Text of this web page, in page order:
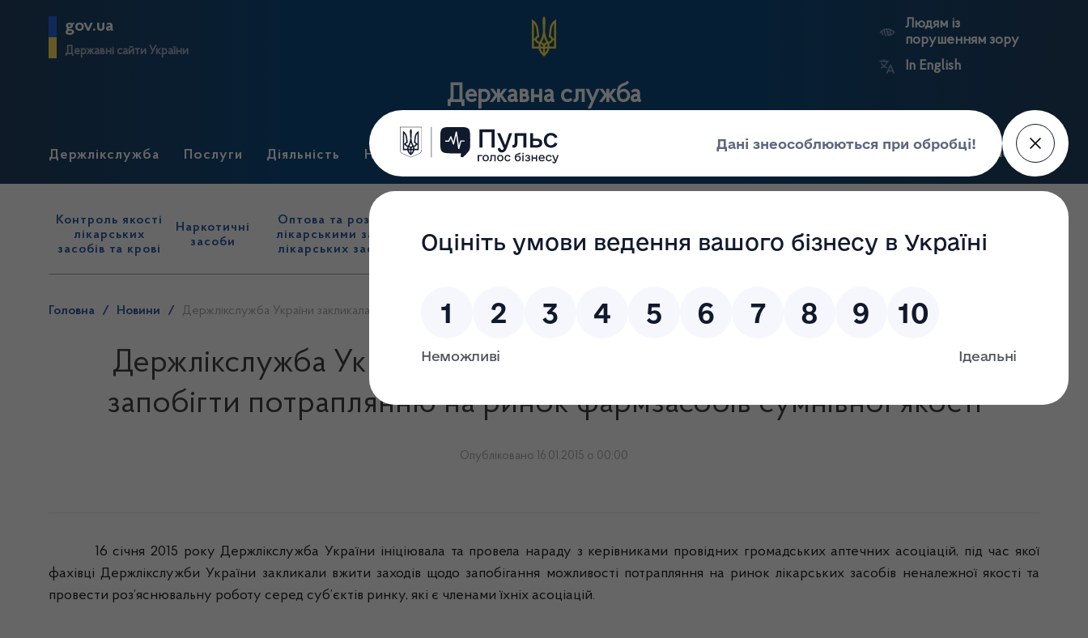
gov.ua
Державні сайти України
Державна служба
Людям із
порушенням зору
In English
Держлікслужба Послуги Діяльність Нормативні документи Для громадськості Прес-центр Пошук
Контроль якості
лікарських
засобів та крові
Наркотичні
засоби
Оптова та роздрібна торгівля
лікарськими засобами, імпорт
лікарських засобів (крім АФІ)
нагляд
(контроль)
засобів, крові та
сертифікація
нагляд
реєстри
портал
Держлікслужби
Головна / Новини / Держлікслужба України закликала громадські аптечні асоціації запобігти потраплянню на ринок фармзасобів сумнівної якості
Держлікслужба України закликала громадські аптечні асоціації
запобігти потраплянню на ринок фармзасобів сумнівної якості
Опубліковано 16.01.2015 о 00:00
16 січня 2015 рокуДержлікслужба України ініціювала та провела нараду з керівниками провідних громадських аптечних асоціацій, під час якої
фахівці Держлікслужби України закликали вжити заходів щодо запобігання можливості потрапляння на ринок лікарських засобів неналежної якості та
провести роз’яснювальну роботу серед суб’єктів ринку, які є членами їхніх асоціацій.